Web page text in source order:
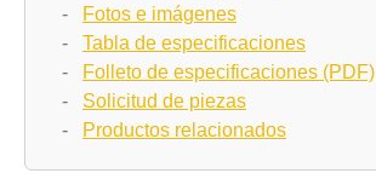
-
Fotos e imágenes
- Tabla de especificaciones
-
Folleto de especificaciones (PDF)
- Solicitud de piezas
-
Productos relacionados